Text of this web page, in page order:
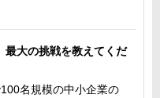
最大の挑戦を教えてくだ
名規模の中小企業の